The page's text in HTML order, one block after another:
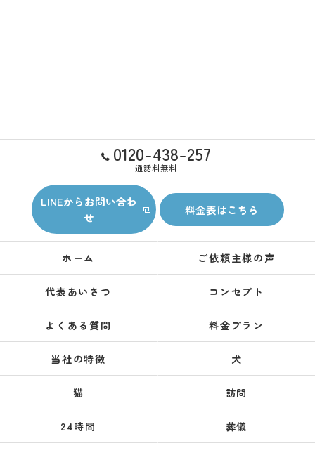
0120-438-257
通話料無料
LINEからお問い合わ
せ
料金表はこちら
ホーム ご依頼主様の声
代表あいさつ コンセプト
よくある質問 料金プラン
当社の特徴 犬
猫 訪問
24時間 葬儀